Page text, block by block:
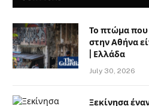
Το πτώμα που
στην Αθήνα
| Ελλάδα
July 30, 2026
Ξεκίνησα